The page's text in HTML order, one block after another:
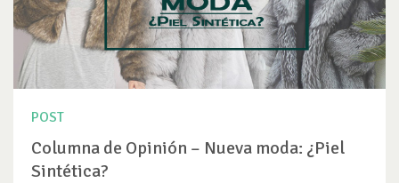
POST
Columna de Opinión – Nueva moda: ¿Piel
Sintética?